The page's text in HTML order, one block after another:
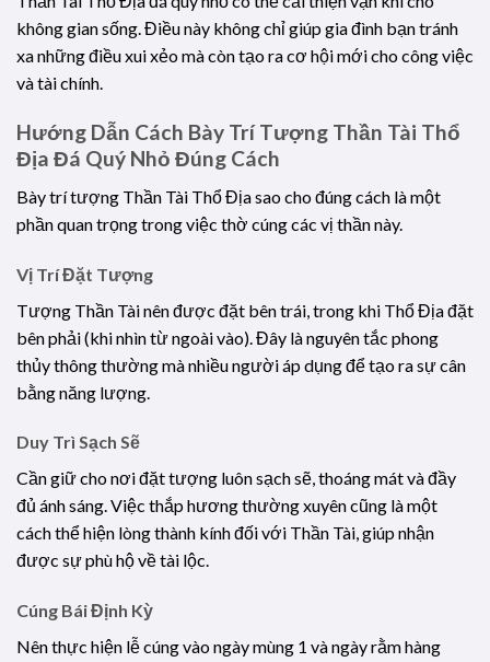
không gian sống. Điều này không chỉ giúp gia đình bạn tránh
xa những điều xui xẻo mà còn tạo ra cơ hội mới cho công việc
và tài chính.
Hướng Dẫn Cách Bày Trí Tượng Thần Tài Thổ
Địa Đá Quý Nhỏ Đúng Cách
Bày trí tượng Thần Tài Thổ Địa sao cho đúng cách là một
phần quan trọng trong việc thờ cúng các vị thần này.
Vị Trí Đặt Tượng
Tượng Thần Tài nên được đặt bên trái, trong khi Thổ Địa đặt
bên phải (khi nhìn từ ngoài vào). Đây là nguyên tắc phong
thủy thông thường mà nhiều người áp dụng để tạo ra sự cân
bằng năng lượng.
Duy Trì Sạch Sẽ
Cần giữ cho nơi đặt tượng luôn sạch sẽ, thoáng mát và đầy
đủ ánh sáng. Việc thắp hương thường xuyên cũng là một
cách thể hiện lòng thành kính đối với Thần Tài, giúp nhận
được sự phù hộ về tài lộc.
Cúng Bái Định Kỳ
Nên thực hiện lễ cúng vào ngày mùng 1 và ngày rằm hàng